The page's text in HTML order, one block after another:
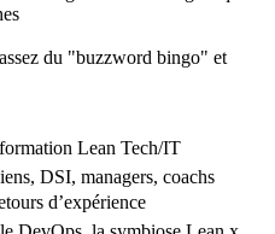
?
sont pas toujours à la hauteur :
sans fin... Ce podcast propose
à l’IT et à la Tech. Une
vers la valeur client, la
continue.